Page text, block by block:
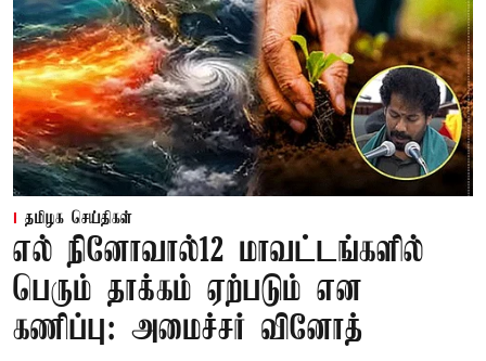
தமிழக செய்திகள்
எல் நினோவால்12 மாவட்டங்களில்
பெரும் தாக்கம் ஏற்படும் என
கணிப்பு: அமைச்சர் வினோத்